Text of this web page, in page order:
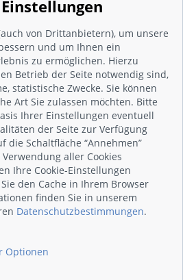
von Drittanbietern), um unsere
und um Ihnen ein
zu ermöglichen. Hierzu
Betrieb der Seite notwendig sind,
statistische Zwecke. Sie können
Art Sie zulassen möchten. Bitte
Ihrer Einstellungen eventuell
der Seite zur Verfügung
die Schaltfläche “Annehmen”
aller Cookies
Ihre Cookie-Einstellungen
den Cache in Ihrem Browser
finden Sie in unserem
Datenschutzbestimmungen.
Optionen